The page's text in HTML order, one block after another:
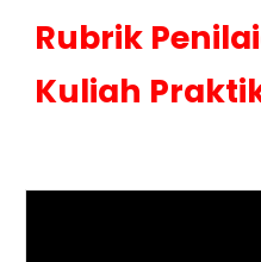
Rubrik
Kuliah